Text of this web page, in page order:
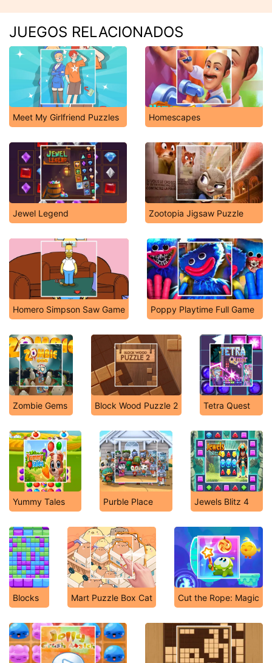
JUEGOS RELACIONADOS
Meet My Girlfriend Puzzles Homescapes
Jewel Legend Zootopia Jigsaw Puzzle
Homero Simpson Saw Game Poppy Playtime Full Game
Zombie Gems Block Wood Puzzle 2 Tetra Quest
Yummy Tales Purble Place Jewels Blitz 4
Blocks Mart Puzzle Box Cat Cut the Rope: Magic